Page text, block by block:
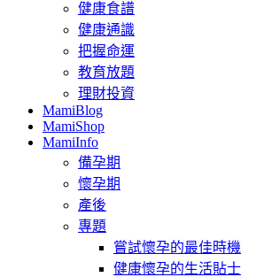
健康食譜
健康通識
把握命運
教育放題
理財投資
MamiBlog
MamiShop
MamiInfo
備孕期
懷孕期
產後
專題
嘗試懷孕的最佳時機
健康懷孕的生活貼士